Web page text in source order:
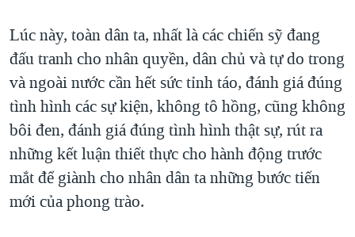
Lúc này, toàn dân ta, nhất là các chiến sỹ đang
đấu tranh cho nhân quyền, dân chủ và tự do trong
và ngoài nước cần hết sức tỉnh táo, đánh giá đúng
tình hình các sự kiện, không tô hồng, cũng không
bôi đen, đánh giá đúng tình hình thật sự, rút ra
những kết luận thiết thực cho hành động trước
mắt để giành cho nhân dân ta những bước tiến
mới của phong trào.